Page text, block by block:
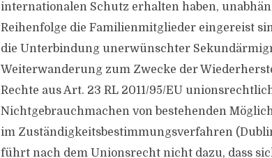
internationalen Schutz erhalten haben,
Reihenfolge die Familienmitglieder eingereist
die Unterbindung unerwünschter
Weiterwanderung zum Zwecke der
Rechte aus Art. 23 RL 2011/95/EU
Nichtgebrauchmachen von bestehenden
im Zuständigkeitsbestimmungsverfahren
führt nach dem Unionsrecht nicht dazu, dass